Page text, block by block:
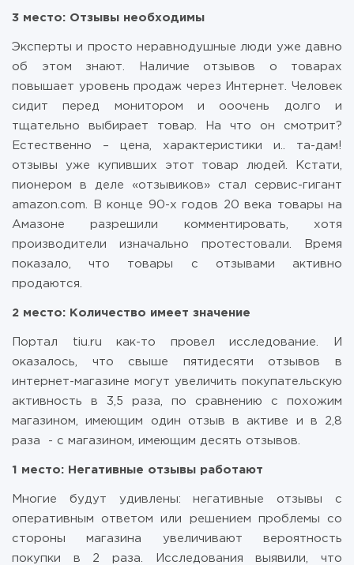
3 место: Отзывы необходимы
Эксперты и просто неравнодушные люди уже давно
об этом знают. Наличие отзывов о товарах
повышает уровень продаж через Интернет. Человек
сидит перед монитором и ооочень долго и
тщательно выбирает товар. На что он смотрит?
Естественно – цена, характеристики и.. та-дам!
отзывы уже купивших этот товар людей. Кстати,
пионером в деле «отзывиков» стал сервис-гигант
amazon.com. В конце 90-х годов 20 века товары на
Амазоне разрешили комментировать, хотя
производители изначально протестовали. Время
показало, что товары с отзывами активно
продаются.
2 место: Количество имеет значение
Портал tiu.ru как-то провел исследование. И
оказалось, что свыше пятидесяти отзывов в
интернет-магазине могут увеличить покупательскую
активность в 3,5 раза, по сравнению с похожим
магазином, имеющим один отзыв в активе и в 2,8
раза - с магазином, имеющим десять отзывов.
1 место: Негативные отзывы работают
Многие будут удивлены: негативные отзывы с
оперативным ответом или решением проблемы со
стороны магазина увеличивают вероятность
покупки в 2 раза. Исследования выявили, что